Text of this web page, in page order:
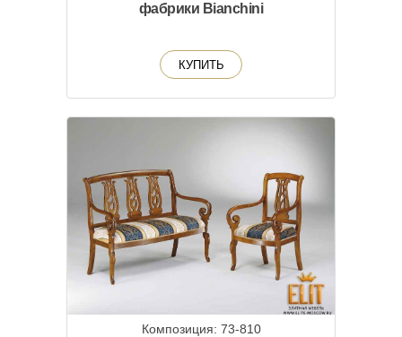
фабрики Bianchini
КУПИТЬ
Композиция: 73-810